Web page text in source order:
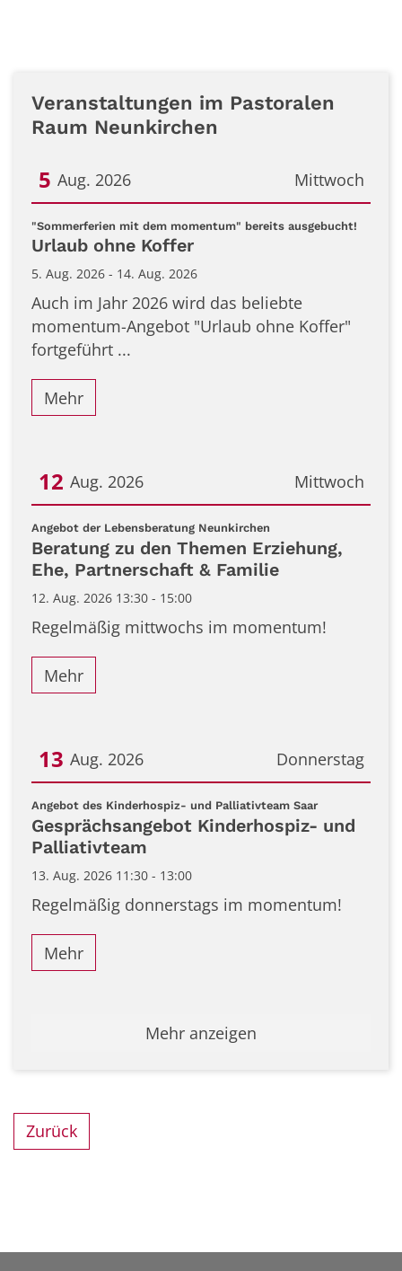
Veranstaltungen im Pastoralen
Raum Neunkirchen
Mittwoch
5 Aug. 2026
Datum: 5. August 2026
"Sommerferien mit dem momentum" bereits ausgebucht!
Urlaub ohne Koffer
5. Aug. 2026 - 14. Aug. 2026
Auch im Jahr 2026 wird das beliebte
momentum-Angebot "Urlaub ohne Koffer"
fortgeführt ...
Mehr
Mittwoch
12 Aug. 2026
Datum: 12. August 2026
Angebot der Lebensberatung Neunkirchen
Beratung zu den Themen Erziehung,
Ehe, Partnerschaft & Familie
12. Aug. 2026 13:30 - 15:00
Regelmäßig mittwochs im momentum!
Mehr
Donnerstag
13 Aug. 2026
Datum: 13. August 2026
Angebot des Kinderhospiz- und Palliativteam Saar:
Gesprächsangebot Kinderhospiz- und
Palliativteam
13. Aug. 2026 11:30 - 13:00
Regelmäßig donnerstags im momentum!
Mehr
Mehr anzeigen
Zurück